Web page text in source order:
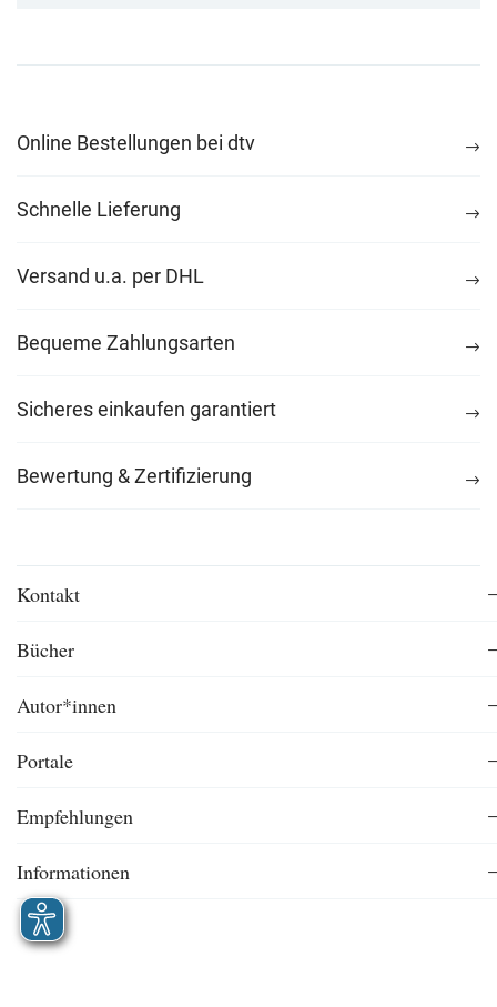
Online Bestellungen bei dtv
Schnelle Lieferung
Versand u.a. per DHL
Bequeme Zahlungsarten
Sicheres einkaufen garantiert
Bewertung & Zertifizierung
Kontakt
Bücher
Autor*innen
Portale
Empfehlungen
Informationen